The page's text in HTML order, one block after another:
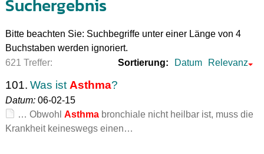
Suchergebnis
Bitte beachten Sie: Suchbegriffe unter einer Länge von 4
Buchstaben werden ignoriert.
621 Treffer:
Sortierung: Datum Relevanz
101. Was ist Asthma?
Datum:06-02-15
… Obwohl Asthmabronchiale nicht heilbar ist, muss die
Krankheit keineswegs einen…